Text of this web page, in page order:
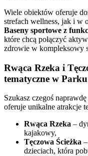
Wiele obiektów oferuje
strefach wellness, jak i w
Baseny sportowe z
które chcą połączyć
zdrowie w kompleksowy
Rwąca Rzeka i
tematyczne w
Szukasz czegoś
oferuje unikalne atrakcje
Rwąca Rzeka –
kajakowy,
Tęczowa Ścieżka
dzieciach, która